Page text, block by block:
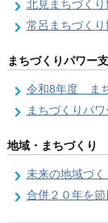
北見まちづくり
常呂まちづく
まちづくりパワー
令和8年度 まちづ
まちづくりパ
地域・まちづくり
未来の地域づ
合併２０年を